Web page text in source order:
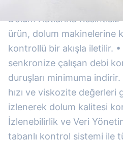
Dolum Hatlarına
ürün, dolum makinelerine
kontrollü bir akışla iletilir.
senkronize çalışan debi
duruşları minimuma indirir.
hızı ve viskozite değerleri
izlenerek dolum kalitesi
İzlenebilirlik ve Veri
tabanlı kontrol sistemi ile